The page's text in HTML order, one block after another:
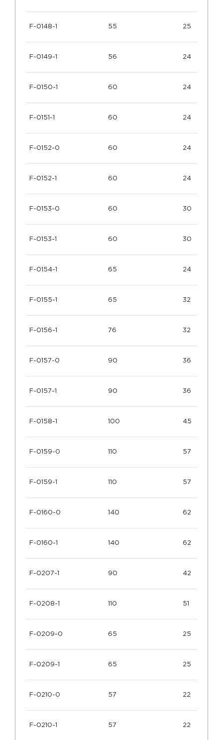
F-0148-1 55 25
F-0149-1 56 24
F-0150-1 60 24
F-0151-1 60 24
F-0152-0 60 24
F-0152-1 60 24
F-0153-0 60 30
F-0153-1 60 30
F-0154-1 65 24
F-0155-1 65 32
F-0156-1 76 32
F-0157-0 90 36
F-0157-1 90 36
F-0158-1 100 45
F-0159-0 110 57
F-0159-1 110 57
F-0160-0 140 62
F-0160-1 140 62
F-0207-1 90 42
F-0208-1 110 51
F-0209-0 65 25
F-0209-1 65 25
F-0210-0 57 22
F-0210-1 57 22